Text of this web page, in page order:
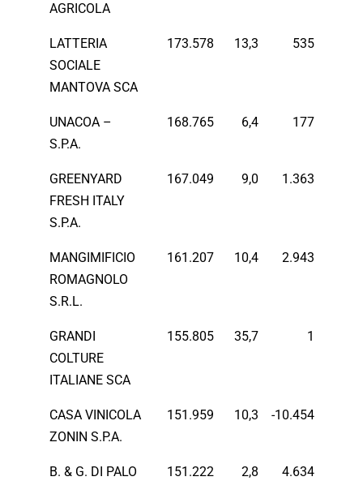
AGRICOLA
LATTERIA
SOCIALE
MANTOVA SCA
173.578 13,3 535
UNACOA –
S.P.A.
168.765 6,4 177
GREENYARD
FRESH ITALY
S.P.A.
167.049 9,0 1.363
MANGIMIFICIO
ROMAGNOLO
S.R.L.
161.207 10,4 2.943
GRANDI
COLTURE
ITALIANE SCA
155.805 35,7 1
CASA VINICOLA
ZONIN S.P.A.
151.959 10,3 -10.454
B. & G. DI PALO
151.222 2,8 4.634